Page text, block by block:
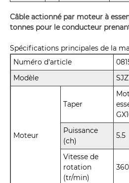
Câble actionné par moteur à
tonnes pour le conducteur
Spécifications principales de la
Numéro d'article
Modèle
Moteur
Taper
Puissance
(ch)
5.5
Vitesse de
rotation
(tr/min)